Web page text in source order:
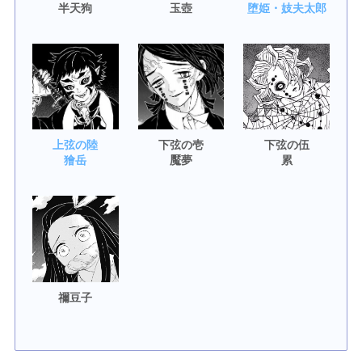
半天狗
玉壺
堕姫・妓夫太郎
上弦の陸
獪岳
下弦の壱
魘夢
下弦の伍
累
禰豆子